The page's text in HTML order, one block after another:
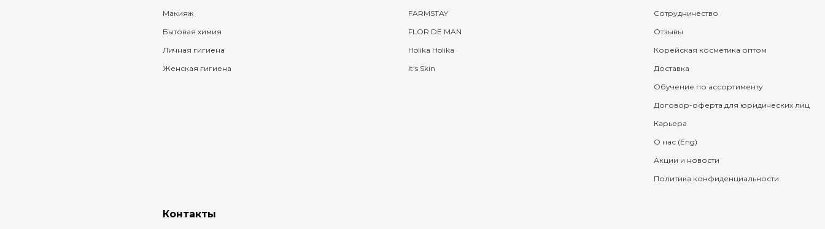
Макияж
Бытовая химия
Личная гигиена
Женская гигиена
FARMSTAY
FLOR DE MAN
Holika Holika
It's Skin
Сотрудничество
Отзывы
Корейская косметика оптом
Доставка
Обучение по ассортименту
Договор-оферта для юридических лиц
Карьера
О нас (Eng)
Акции и новости
Политика конфиденциальности
Контакты